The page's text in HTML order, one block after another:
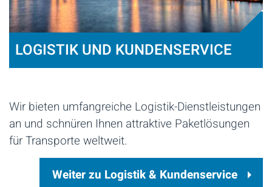
LOGISTIK UND KUNDENSERVICE
Wir bieten umfangreiche Logistik-Dienstleistungen
an und schnüren Ihnen attraktive Paketlösungen
für Transporte weltweit.
Weiter zu Logistik & Kundenservice